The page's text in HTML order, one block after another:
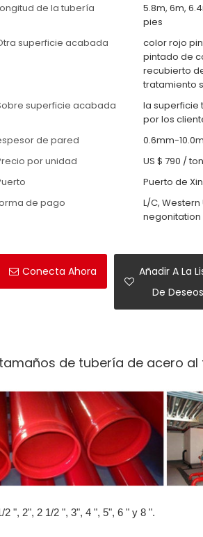
de la tubería
5.8m, 6m,
pies
superficie acabada
color rojo
pintado de
recubierto
tratamiento
superficie acabada
la superficie
por los
de pared
0.6mm-
por unidad
US $ 790 /ton
Puerto de
de pago
L/C,
negonitation
Conecta Ahora
Añadir A La
De Deseos
tamaños de tubería de acero
", 2", 2 1/2 ", 3", 4 ", 5", 6 " y 8 ".